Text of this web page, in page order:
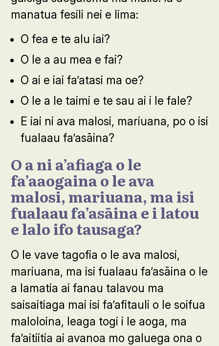
manatua fesili nei e lima:
O fea e te alu iai?
O le a au mea e fai?
O ai e iai fa’atasi ma oe?
O le a le taimi e te sau ai i le fale?
E iai ni ava malosi, mariuana, po o isi
fualaau fa’asāina?
O a ni a’afiaga o le
fa’aaogaina o le ava
malosi, mariuana, ma isi
fualaau fa’asāina e i latou
e lalo ifo tausaga?
O le vave tagofia o le ava malosi,
mariuana, ma isi fualaau fa’asāina o le
a lamatia ai fanau talavou ma
saisaitiaga mai isi fa’afitauli o le soifua
maloloina, leaga togi i le aoga, ma
fa’aitiitia ai avanoa mo galuega ona o